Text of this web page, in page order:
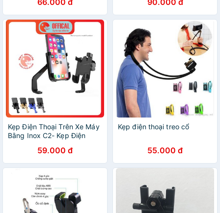
66.000 đ 90.000 đ
Kẹp Điện Thoại Trên Xe Máy
Bằng Inox C2- Kẹp Điện
59.000 đ
Kẹp điện thoại treo cổ
55.000 đ